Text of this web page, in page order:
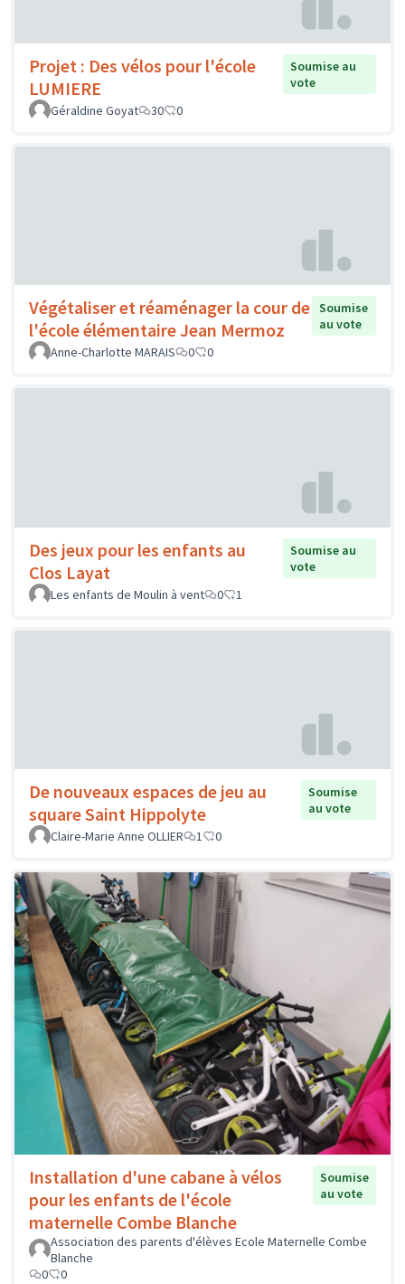
Projet : Des vélos pour l'école
LUMIERE
Soumise au
vote
Géraldine Goyat
30 0
Végétaliser et réaménager la cour de
l'école élémentaire Jean Mermoz
Soumise
au vote
Anne-Charlotte MARAIS
0 0
Des jeux pour les enfants au
Clos Layat
Soumise au
vote
Les enfants de Moulin à vent
0 1
De nouveaux espaces de jeu au
square Saint Hippolyte
Soumise
au vote
Claire-Marie Anne OLLIER
1 0
Installation d'une cabane à vélos
pour les enfants de l'école
maternelle Combe Blanche
Soumise
au vote
Association des parents d'élèves Ecole Maternelle Combe
Blanche
0
0